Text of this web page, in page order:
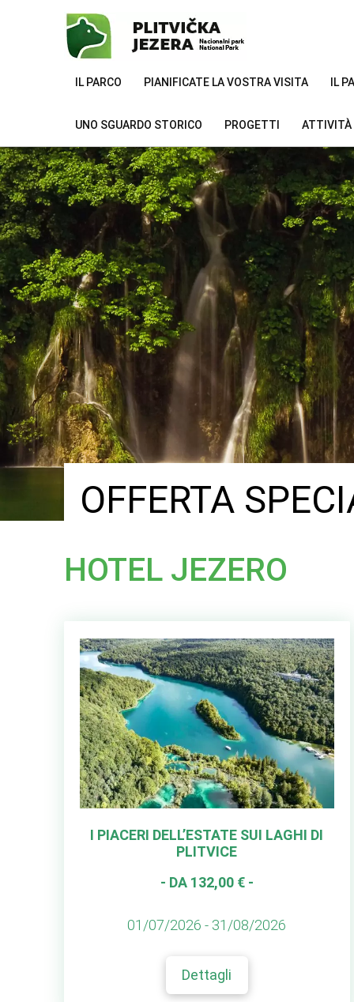
IL PARCO PIANIFICATE LA VOSTRA VISITA IL
UNO SGUARDO STORICO PROGETTI ATTIVITÀ
OFFERTA
HOTEL JEZERO
I PIACERI DELL’ESTATE SUI LAGHI DI
PLITVICE
- DA 132,00 € -
01/07/2026 - 31/08/2026
Dettagli